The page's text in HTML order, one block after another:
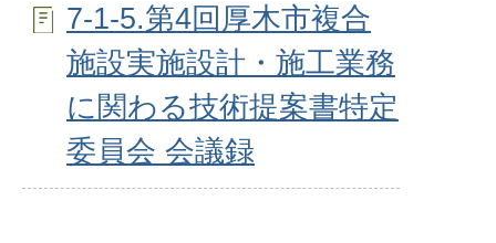
7-1-5.第4回厚木市複合
施設実施設計・施工業務
に関わる技術提案書特定
委員会 会議録